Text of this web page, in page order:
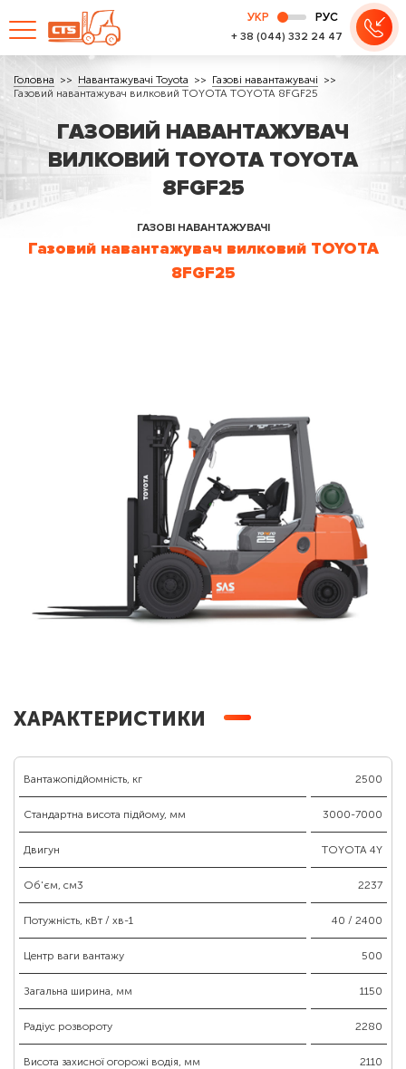
УКР РУС
+ 38 (044) 332 24 47
Головна Навантажувачі Toyota
Газові навантажувачі
Газовий навантажувач вилковий TOYOTA TOYOTA 8FGF25
ГАЗОВИЙ НАВАНТАЖУВАЧ
ВИЛКОВИЙ TOYOTA TOYOTA
8FGF25
ГАЗОВІ НАВАНТАЖУВАЧІ
Газовий навантажувач вилковий TOYOTA
8FGF25
ХАРАКТЕРИСТИКИ
Вантажопідйомність, кг 2500
Стандартна висота підйому, мм 3000-7000
Двигун TOYOTA 4Y
Об'єм, см3 2237
Потужність, кВт / хв-1 40 / 2400
Центр ваги вантажу 500
Загальна ширина, мм 1150
Радіус розвороту 2280
Висота захисної огорожі водія, мм 2110